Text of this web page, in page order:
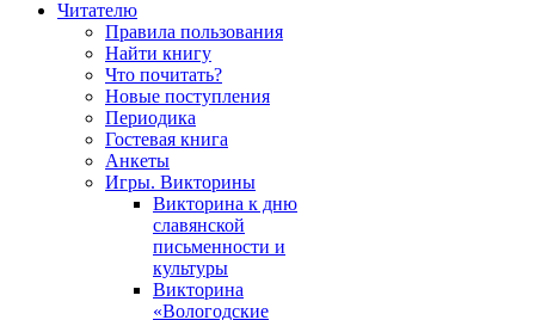
Читателю
Правила пользования
Найти книгу
Что почитать?
Новые поступления
Периодика
Гостевая книга
Анкеты
Игры. Викторины
Викторина к дню
славянской
письменности и
культуры
Викторина
«Вологодские